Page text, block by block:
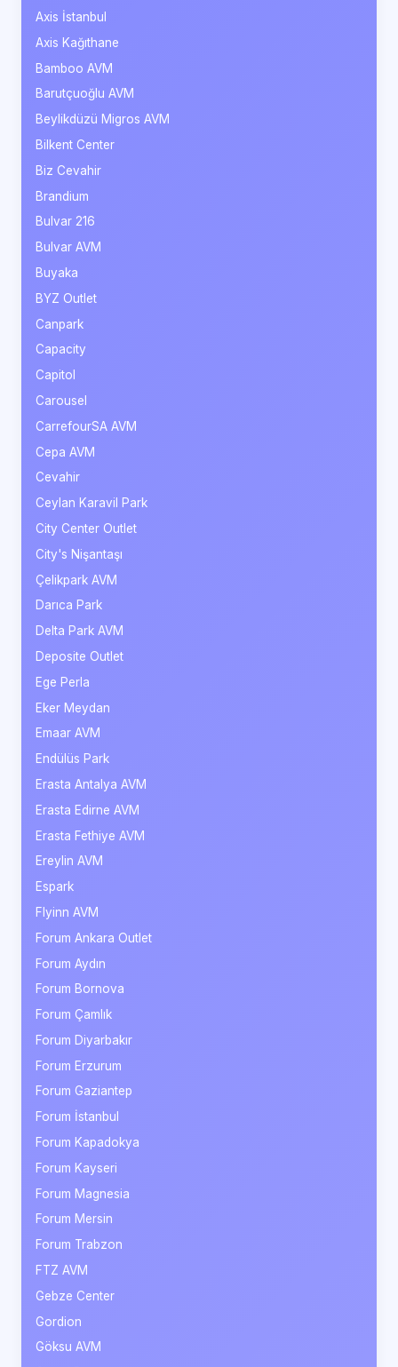
Axis İstanbul
Axis Kağıthane
Bamboo AVM
Barutçuoğlu AVM
Beylikdüzü Migros AVM
Bilkent Center
Biz Cevahir
Brandium
Bulvar 216
Bulvar AVM
Buyaka
BYZ Outlet
Canpark
Capacity
Capitol
Carousel
CarrefourSA AVM
Cepa AVM
Cevahir
Ceylan Karavil Park
City Center Outlet
City's Nişantaşı
Çelikpark AVM
Darıca Park
Delta Park AVM
Deposite Outlet
Ege Perla
Eker Meydan
Emaar AVM
Endülüs Park
Erasta Antalya AVM
Erasta Edirne AVM
Erasta Fethiye AVM
Ereylin AVM
Espark
Flyinn AVM
Forum Ankara Outlet
Forum Aydın
Forum Bornova
Forum Çamlık
Forum Diyarbakır
Forum Erzurum
Forum Gaziantep
Forum İstanbul
Forum Kapadokya
Forum Kayseri
Forum Magnesia
Forum Mersin
Forum Trabzon
FTZ AVM
Gebze Center
Gordion
Göksu AVM